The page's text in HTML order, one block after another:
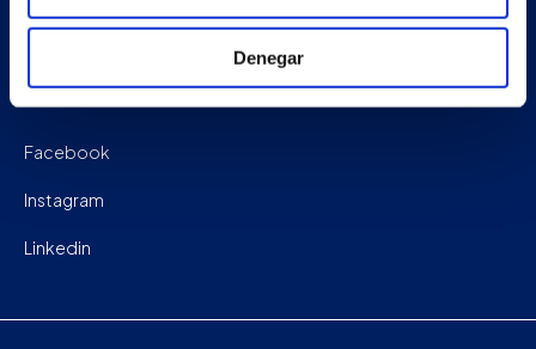
Denegar
Facebook
Instagram
Linkedin